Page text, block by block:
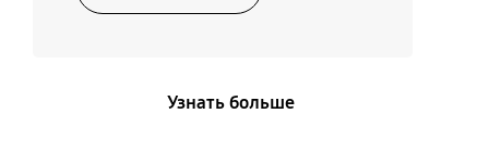
Узнать больше